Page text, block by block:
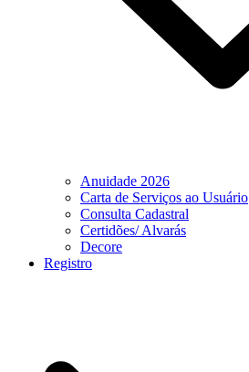
Anuidade 2026
Carta de Serviços ao Usuário
Consulta Cadastral
Certidões/ Alvarás
Decore
Registro